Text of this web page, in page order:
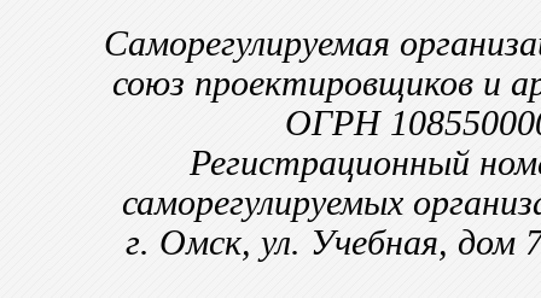
Саморегулируемая
союз проектировщиков и
ОГРН
Регистрационный
саморегулируемых
г. Омск, ул. Учебная, дом